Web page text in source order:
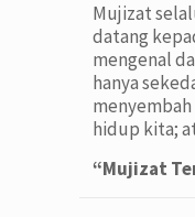
Mujizat
datang
mengenal
hanya
hidup kita;
“Mujizat